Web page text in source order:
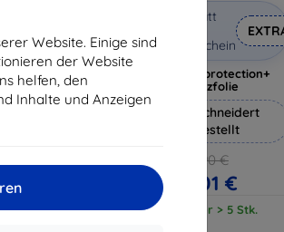
Website. Einige sind
der Website
helfen, den
Inhalte und Anzeigen
Schutzglas
€
> 5 Stk.
Rabatt
Gutschein
3mk Silverprotection+
Schutzfolie
Maßgeschneidert
hergestellt
18,90 €
17,01 €
Auf Lager > 5 Stk.